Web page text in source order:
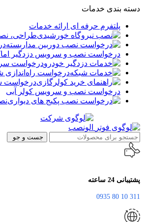
دسته بندی خدمات
پلتفرم حرفه ای ارائه خدمات
طراحی،
درخواست نصب و سرویس دزدگیر
درخواست
درخواست راه‌اندازی
درخواست
درخواست نصب و سرویس کولر آبی
جست و جو
پشتیبانی 24 ساعته
311 10 80 0935